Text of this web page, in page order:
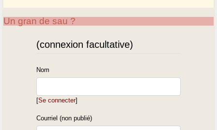
Un gran de sau ?
(connexion facultative)
Nom
[Se connecter]
Courriel (non publié)